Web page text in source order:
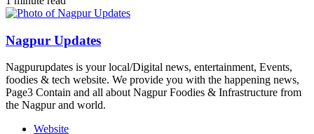
Nagpur Updates
Nagpurupdates is your local/Digital news, entertainment, Events,
foodies & tech website. We provide you with the happening news,
Page3 Contain and all about Nagpur Foodies & Infrastructure from
the Nagpur and world.
Website